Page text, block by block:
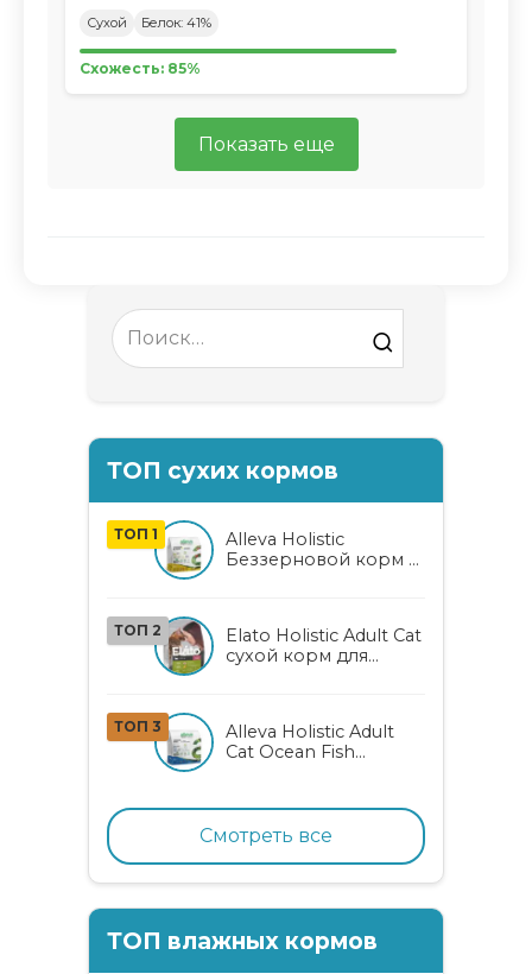
Сухой Белок: 41%
Схожесть: 85%
Показать еще
Search
for:
ТОП сухих кормов
ТОП 1
Alleva Holistic
Беззерновой корм с
женьшенем
ТОП 2
Elato Holistic Adult Cat
сухой корм для
ТОП 3
Alleva Holistic Adult
Cat Ocean Fish
с океанической
рыбой, коноплей и
алоэ вера
Смотреть все
ТОП влажных кормов